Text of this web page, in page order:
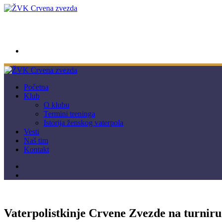
Početna
Klub
O klubu
Termini treninga
Istorija ženskog vaterpola
Vesti
Naš tim
Kontakt
Vaterpolistkinje Crvene Zvezde na